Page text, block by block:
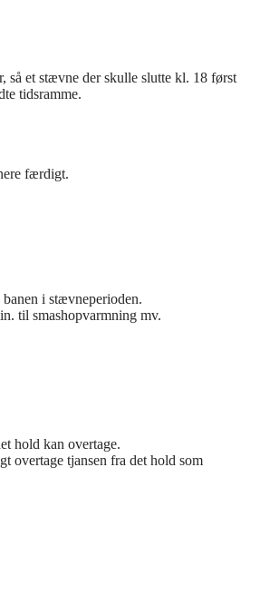
så et stævne der skulle slutte kl. 18 først
tidsramme.
færdigt.
i stævneperioden.
til smashopvarmning mv.
hold kan overtage.
overtage tjansen fra det hold som